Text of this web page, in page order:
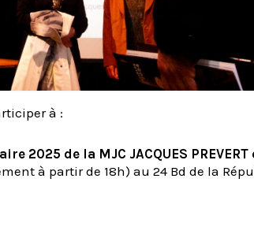
à :
2025 de la MJC JACQUES PREVERT
à partir de 18h) au 24 Bd de la